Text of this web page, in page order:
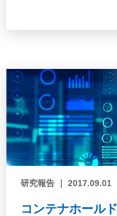
て、中間報告書を
研究報告 ｜ 2017.09.01
コンテナホール